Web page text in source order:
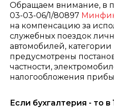
Обращаем внимание, в
03-03-06/1/80897
на компенсацию за
служебных поездок
автомобилей, категории
предусмотрены
частности,
налогообложения
Если бухгалтерия - то в